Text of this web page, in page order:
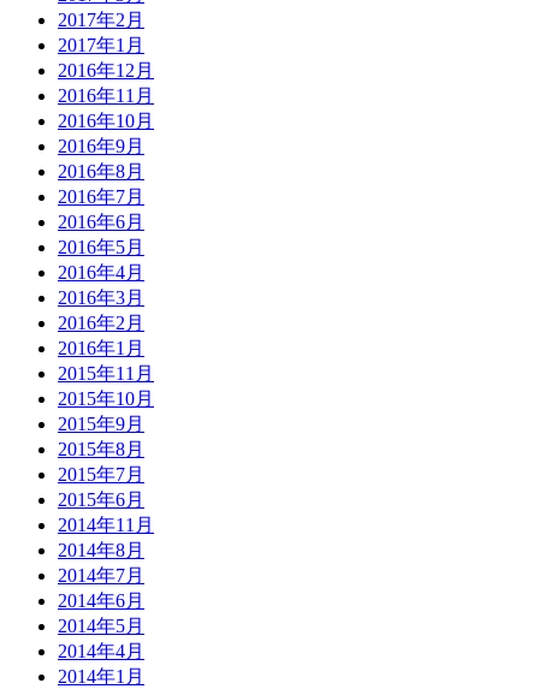
2017年2月
2017年1月
2016年12月
2016年11月
2016年10月
2016年9月
2016年8月
2016年7月
2016年6月
2016年5月
2016年4月
2016年3月
2016年2月
2016年1月
2015年11月
2015年10月
2015年9月
2015年8月
2015年7月
2015年6月
2014年11月
2014年8月
2014年7月
2014年6月
2014年5月
2014年4月
2014年1月